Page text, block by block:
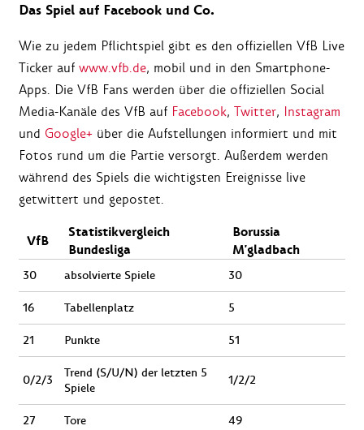
Das Spiel auf Facebook und Co.
Wie zu jedem Pflichtspiel gibt es den offiziellen VfB Live
Ticker auf www.vfb.de, mobil und in den Smartphone-
Apps. Die VfB Fans werden über die offiziellen Social
Media-Kanäle des VfB auf Facebook, Twitter, Instagram
und Google+ über die Aufstellungen informiert und mit
Fotos rund um die Partie versorgt. Außerdem werden
während des Spiels die wichtigsten Ereignisse live
getwittert und gepostet.
VfB
Statistikvergleich
Bundesliga
Borussia
M'gladbach
30 absolvierte Spiele 30
16 Tabellenplatz 5
21 Punkte 51
0/2/3
Trend (S/U/N) der letzten 5
Spiele
1/2/2
27 Tore 49